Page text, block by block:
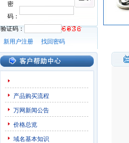
密
码：
验证码：
新用户注册
找回密码
产品购买流程
万网新闻公告
价格总览
域名基本知识